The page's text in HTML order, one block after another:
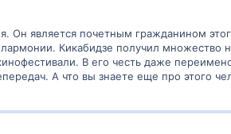
Он является почетным гражданином
Кикабидзе получил множество
В его честь даже
А что вы знаете еще про этого